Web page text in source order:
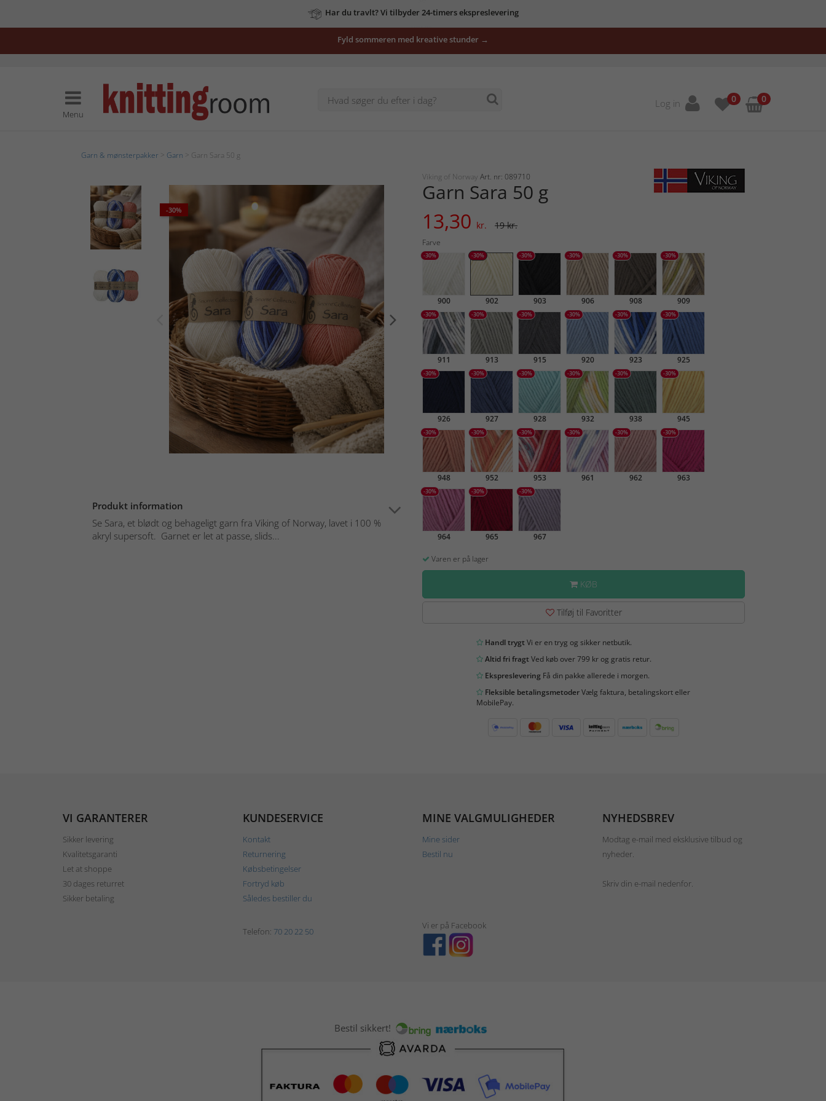
Fyld sommeren med kreative stunder →
Menu
Log in 0 0
Garn & mønsterpakker Garn > Garn Sara 50 g
-30%
Produkt information
Se Sara, et blødt og behageligt garn fra Viking of Norway, lavet i 100 %
akryl supersoft. Garnet er let at passe, slids...
Viking of Norway Art. nr: 089710
Garn Sara 50 g
13,30 kr. 19 kr.
Farve
-30%
900
-30%
902
-30%
903
-30%
906
-30%
908
-30%
909
-30%
911
-30%
913
-30%
915
-30%
920
-30%
923
-30%
925
-30%
926
-30%
927
-30%
928
-30%
932
-30%
938
-30%
945
-30%
948
-30%
952
-30%
953
-30%
961
-30%
962
-30%
963
-30%
964
-30%
965
-30%
967
Varen er på lager
KØB
Tilføj til Favoritter
Handl trygtVi er en tryg og sikker netbutik.
Altid fri fragtVed køb over 799 kr og gratis retur.
EkspresleveringFå din pakke allerede i morgen.
Fleksible betalingsmetoderVælg faktura, betalingskort eller
MobilePay.
VI GARANTERER
Sikker levering
Kvalitetsgaranti
Let at shoppe
30 dages returret
Sikker betaling
KUNDESERVICE
Kontakt
Returnering
Købsbetingelser
Fortryd køb
Således bestiller du
MINE VALGMULIGHEDER
Mine sider
Bestil nu
NYHEDSBREV
Modtag e-mail med eksklusive tilbud og
nyheder.
Skriv din e-mail nedenfor.
Telefon: 70 20 22 50
Vi er på Facebook
Bestil sikkert!